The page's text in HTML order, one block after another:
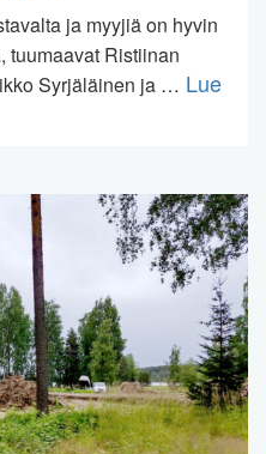
ja myyjiä on hyvin
Ristiinan
Syrjäläinen ja … Lue